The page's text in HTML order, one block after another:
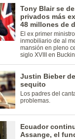
Tony Blair se
privados más
48 millones de
El ex primer
inmobiliario de al
mansión en pleno
siglo XVIII en
Justin Bieber
sequito
Los padres del
problemas.
Ecuador
Assange, el